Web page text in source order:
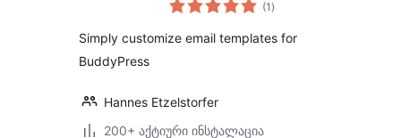
– WP HTML Mail
(1რეიტინგი
)
Simply customize email templates for
BuddyPress
Hannes Etzelstorfer
200+ აქტიური ინსტალაცია